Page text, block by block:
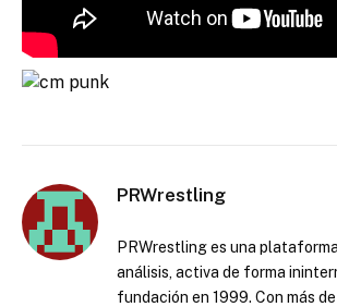
PRWrestling
PRWrestling es una
análisis, activa de forma
fundación en 1999. Con más